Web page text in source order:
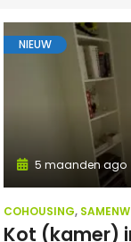
NIEUW
5 maanden ago
COHOUSING,
Kot (kamer)